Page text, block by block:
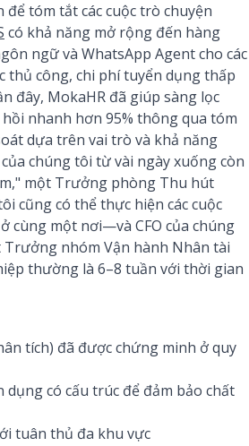
để tóm tắt các cuộc trò chuyện
có khả năng mở rộng đến hàng
ngữ và WhatsApp Agent cho các
thủ công, chi phí tuyển dụng thấp
đây, MokaHR đã giúp sàng lọc
nhanh hơn 95% thông qua tóm
dựa trên vai trò và khả năng
chúng tôi từ vài ngày xuống còn
một Trưởng phòng Thu hút
cũng có thể thực hiện các cuộc
cùng một nơi—và CFO của chúng
nhóm Vận hành Nhân tài
thường là 6–8 tuần với thời gian
tích) đã được chứng minh ở quy
có cấu trúc để đảm bảo chất
tuân thủ đa khu vực